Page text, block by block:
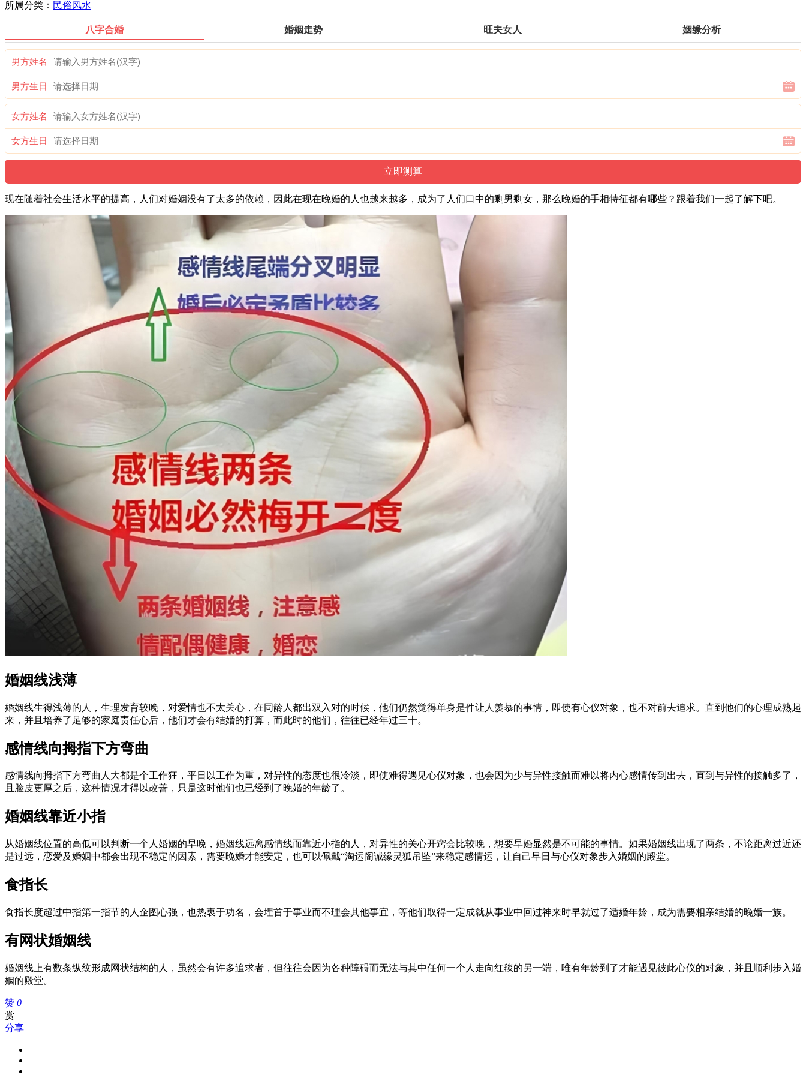
所属分类： 民俗风水
八字合婚 婚姻走势 旺夫女人 姻缘分析
男方姓名
男方生日
女方姓名
女方生日
现在随着社会生活水平的提高，人们对婚姻没有了太多的依赖，因此在现在晚婚的人也越来越多，成为了人们口中的剩男剩女，那么晚婚的手相特征都有哪些？跟着我们一起了解下吧。
婚姻线浅薄
婚姻线生得浅薄的人，生理发育较晚，对爱情也不太关心，在同龄人都出双入对的时候，他们仍然觉得单身是件让人羡慕的事情，即使有心仪对象，也不对前去追求。直到他们的心理成熟起
来，并且培养了足够的家庭责任心后，他们才会有结婚的打算，而此时的他们，往往已经年过三十。
感情线向拇指下方弯曲
感情线向拇指下方弯曲人大都是个工作狂，平日以工作为重，对异性的态度也很冷淡，即使难得遇见心仪对象，也会因为少与异性接触而难以将内心感情传到出去，直到与异性的接触多了，
且脸皮更厚之后，这种情况才得以改善，只是这时他们也已经到了晚婚的年龄了。
婚姻线靠近小指
从婚姻线位置的高低可以判断一个人婚姻的早晚，婚姻线远离感情线而靠近小指的人，对异性的关心开窍会比较晚，想要早婚显然是不可能的事情。如果婚姻线出现了两条，不论距离过近还
是过远，恋爱及婚姻中都会出现不稳定的因素，需要晚婚才能安定，也可以佩戴“淘运阁诚缘灵狐吊坠”来稳定感情运，让自己早日与心仪对象步入婚姻的殿堂。
食指长
食指长度超过中指第一指节的人企图心强，也热衷于功名，会埋首于事业而不理会其他事宜，等他们取得一定成就从事业中回过神来时早就过了适婚年龄，成为需要相亲结婚的晚婚一族。
有网状婚姻线
婚姻线上有数条纵纹形成网状结构的人，虽然会有许多追求者，但往往会因为各种障碍而无法与其中任何一个人走向红毯的另一端，唯有年龄到了才能遇见彼此心仪的对象，并且顺利步入婚
姻的殿堂。
赞 0
赏
分享